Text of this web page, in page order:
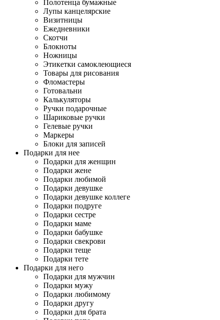
Полотенца бумажные
Лупы канцелярские
Визитницы
Ежедневники
Скотчи
Блокноты
Ножницы
Этикетки самоклеющиеся
Товары для рисования
Фломастеры
Готовальни
Калькуляторы
Ручки подарочные
Шариковые ручки
Гелевые ручки
Маркеры
Блоки для записей
Подарки для нее
Подарки для женщин
Подарки жене
Подарки любимой
Подарки девушке
Подарки девушке коллеге
Подарки подруге
Подарки сестре
Подарки маме
Подарки бабушке
Подарки свекрови
Подарки теще
Подарки тете
Подарки для него
Подарки для мужчин
Подарки мужу
Подарки любимому
Подарки другу
Подарки для брата